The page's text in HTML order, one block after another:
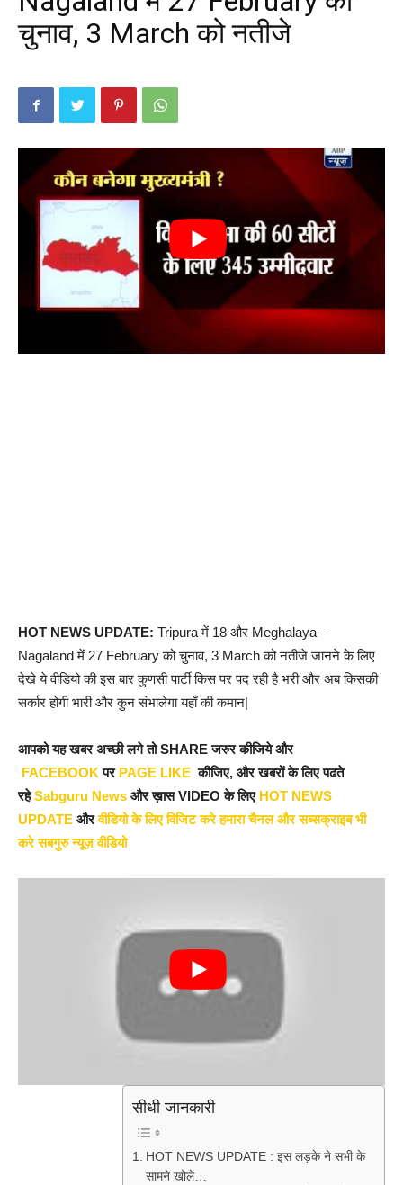
चुनाव, 3 March को नतीजे
HOT NEWS UPDATE: Tripura में 18 और Meghalaya –
Nagaland में 27 February को चुनाव, 3 March को नतीजे जानने के लिए
देखे ये वीडियो की इस बार कुणसी पार्टी किस पर पद रही है भरी और अब किसकी
सर्कार होगी भारी और कुन संभालेगा यहाँ की कमान|
आपको यह खबर अच्छी लगे तो SHARE जरुर कीजिये और
FACEBOOKपर PAGE LIKE कीजिए, और खबरों के लिए पढते
रहेSabguru News और ख़ास VIDEO के लिए HOT NEWS
UPDATE औरवीडियो के लिए विजिट करे हमारा चैनल और सब्सक्राइब भी
करे सबगुरु न्यूज़ वीडियो
सीधी जानकारी
HOT NEWS UPDATE : इस लड़के ने सभी के
सामने खोले…